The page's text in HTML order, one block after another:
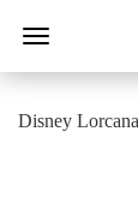
Disney